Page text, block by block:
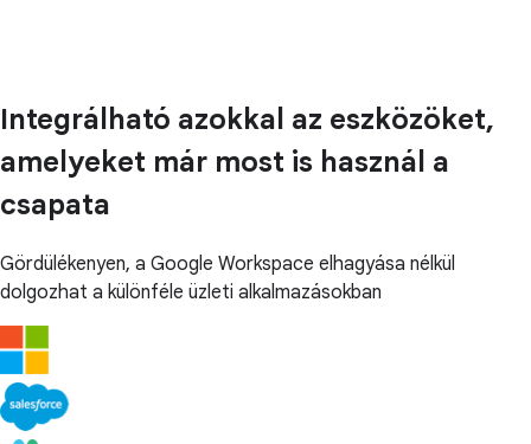
Integrálható azokkal az eszközöket,
amelyeket már most is használ a
csapata
Gördülékenyen, a Google Workspace elhagyása nélkül
dolgozhat a különféle üzleti alkalmazásokban